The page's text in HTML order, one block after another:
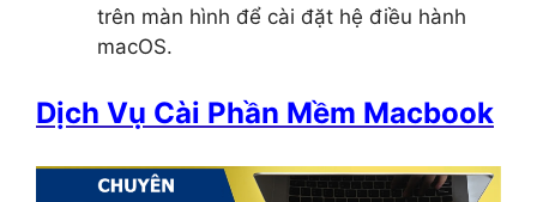
trên màn hình để cài đặt hệ điều hành
macOS.
Dịch Vụ Cài Phần Mềm Macbook